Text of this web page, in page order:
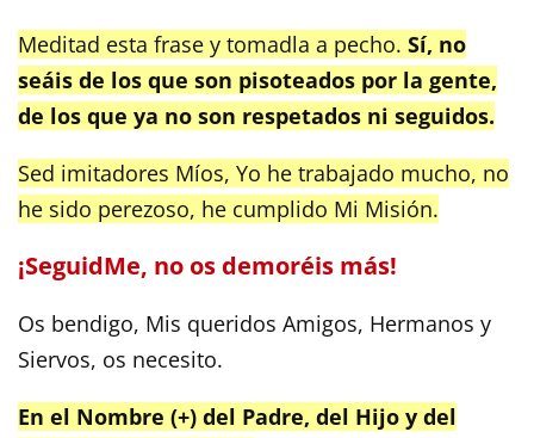
Meditad esta frase y tomadla a pecho. Sí, no
seáis de los que son pisoteados por la gente,
de los que ya no son respetados ni seguidos.
Sed imitadores Míos, Yo he trabajado mucho, no
he sido perezoso, he cumplido Mi Misión.
¡SeguidMe, no os demoréis más!
Os bendigo, Mis queridos Amigos, Hermanos y
Siervos, os necesito.
En el Nombre (+) del Padre, del Hijo y del